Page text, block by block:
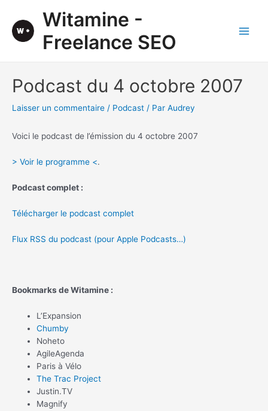
contenu
Witamine -
Freelance SEO
Podcast du 4 octobre 2007
Laisser un commentaire / Podcast / Par Audrey
Voici le podcast de l’émission du 4 octobre 2007
> Voir le programme <.
Podcast complet :
Télécharger le podcast complet
Flux RSS du podcast (pour Apple Podcasts…)
Bookmarks de Witamine :
L’Expansion
Chumby
Noheto
AgileAgenda
Paris à Vélo
The Trac Project
Justin.TV
Magnify